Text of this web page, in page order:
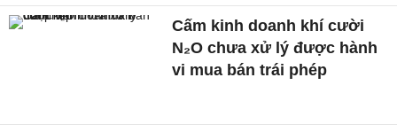
Cấm kinh doanh khí cười
N₂O chưa xử lý được hành
vi mua bán trái phép